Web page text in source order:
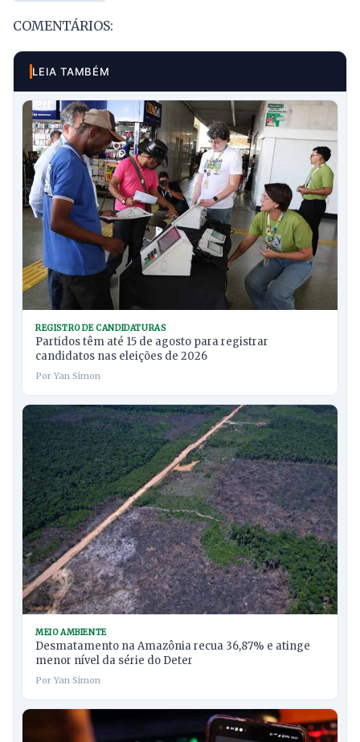
COMENTÁRIOS:
LEIA TAMBÉM
REGISTRO DE CANDIDATURAS
Partidos têm até 15 de agosto para registrar
candidatos nas eleições de 2026
Por Yan Simon
MEIO AMBIENTE
Desmatamento na Amazônia recua 36,87% e atinge
menor nível da série do Deter
Por Yan Simon